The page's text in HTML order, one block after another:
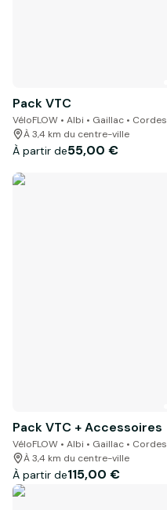
Pack VTC
VéloFLOW • Albi • Gaillac • Cordes
À 3,4 km du centre-ville
À partir de55,00 €
Pack VTC + Accessoires
VéloFLOW • Albi • Gaillac • Cordes
À 3,4 km du centre-ville
À partir de115,00 €